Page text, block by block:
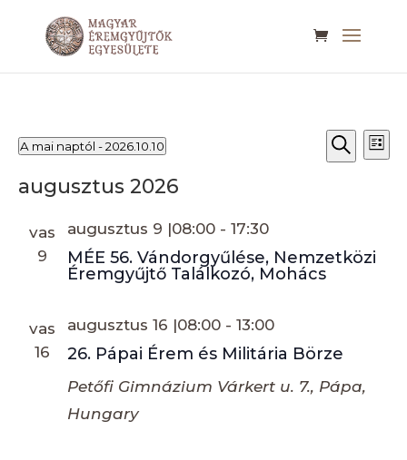
Események
Keresett
Lista
A mai naptól - 2026.10.10
kiválasztása.
augusztus 2026
vas
9
MÉE 56. Vándorgyűlése, Nemzetközi
Éremgyűjtő Találkozó, Mohács
augusztus 9 |08:00- 17:30
vas
16
26. Pápai Érem és Militária Börze
augusztus 16 |08:00- 13:00
Petőfi Gimnázium Várkert u. 7., Pápa,
Hungary